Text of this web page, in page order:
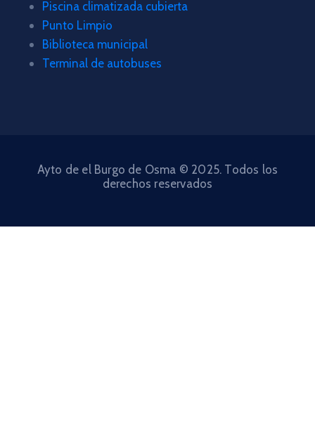
Piscina climatizada cubierta
Punto Limpio
Biblioteca municipal
Terminal de autobuses
Ayto de el Burgo de Osma © 2025. Todos los
derechos reservados